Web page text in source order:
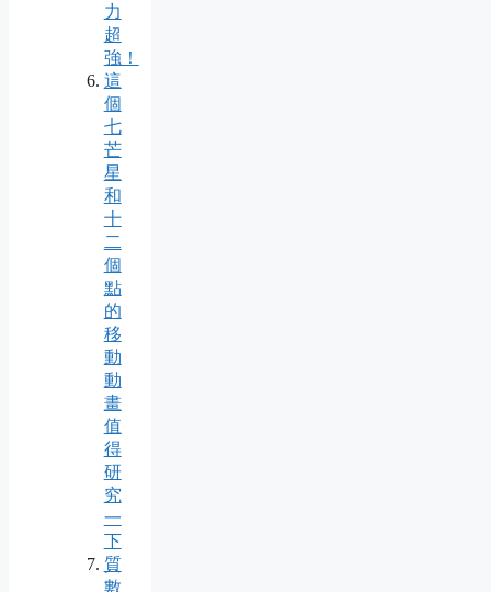
力
超
強！
這
個
七
芒
星
和
十
二
個
點
的
移
動
動
畫
值
得
研
究
一
下
質
數